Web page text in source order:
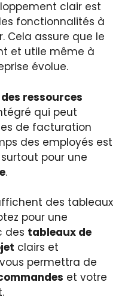
clair est
fonctionnalités à
Cela assure que le
et utile même à
évolue.
ressources
qui peut
de facturation
des employés est
pour une
.
des tableaux
pour une
des tableaux de
clairs et
permettra de
et votre